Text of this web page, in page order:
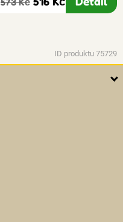
ID produktu 75729